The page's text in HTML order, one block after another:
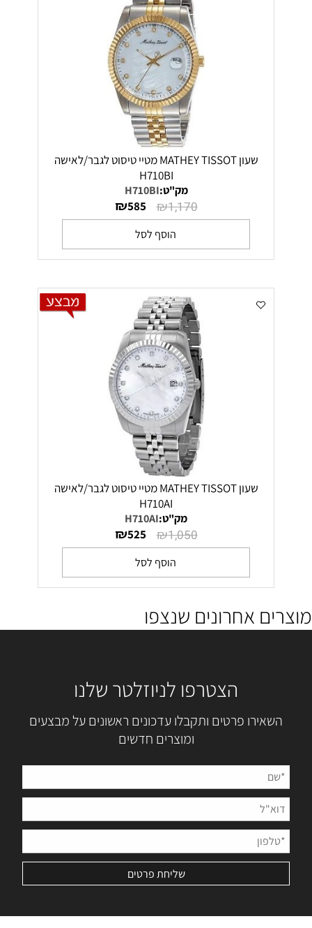
שעון MATHEY TISSOT מטיי טיסוט לגבר/לאישה
H710BI
מק"ט:H710BI
₪1,170
₪585
הוסף לסל
שעון MATHEY TISSOT מטיי טיסוט לגבר/לאישה
H710AI
מק"ט:H710AI
₪1,050
₪525
הוסף לסל
מוצרים אחרונים שנצפו
הצטרפו לניוזלטר שלנו
השאירו פרטים ותקבלו עדכונים ראשונים על מבצעים
ומוצרים חדשים